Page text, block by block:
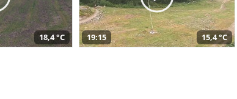
18,4 °C 19:15 15,4 °C